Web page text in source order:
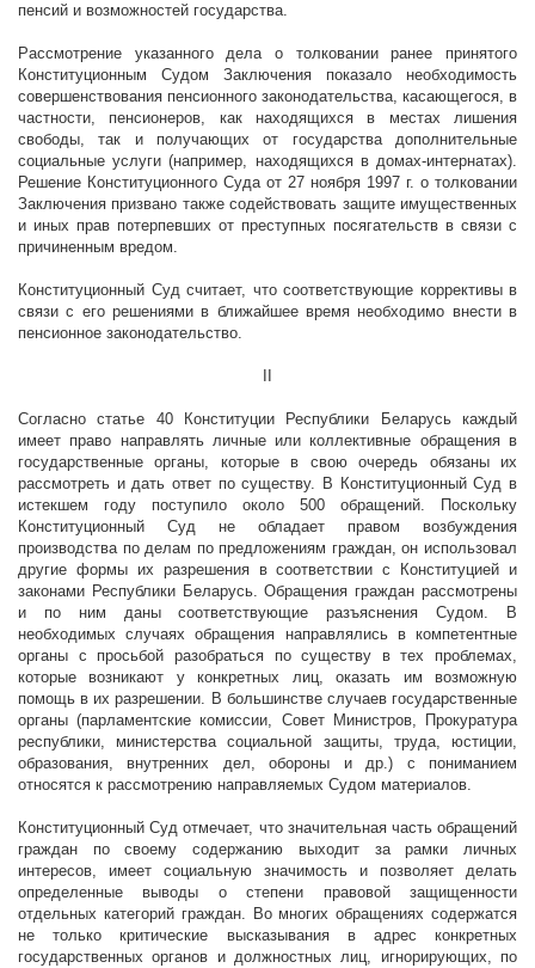
пенсий и возможностей государства.
Рассмотрение указанного дела о толковании ранее принятого
Конституционным Судом Заключения показало необходимость
совершенствования пенсионного законодательства, касающегося, в
частности, пенсионеров, как находящихся в местах лишения
свободы, так и получающих от государства дополнительные
социальные услуги (например, находящихся в домах-интернатах).
Решение Конституционного Суда от 27 ноября 1997 г. о толковании
Заключения призвано также содействовать защите имущественных
и иных прав потерпевших от преступных посягательств в связи с
причиненным вредом.
Конституционный Суд считает, что соответствующие коррективы в
связи с его решениями в ближайшее время необходимо внести в
пенсионное законодательство.
Согласно статье 40 Конституции Республики Беларусь каждый
имеет право направлять личные или коллективные обращения в
государственные органы, которые в свою очередь обязаны их
рассмотреть и дать ответ по существу. В Конституционный Суд в
истекшем году поступило около 500 обращений. Поскольку
Конституционный Суд не обладает правом возбуждения
производства по делам по предложениям граждан, он использовал
другие формы их разрешения в соответствии с Конституцией и
законами Республики Беларусь. Обращения граждан рассмотрены
и по ним даны соответствующие разъяснения Судом. В
необходимых случаях обращения направлялись в компетентные
органы с просьбой разобраться по существу в тех проблемах,
которые возникают у конкретных лиц, оказать им возможную
помощь в их разрешении. В большинстве случаев государственные
органы (парламентские комиссии, Совет Министров, Прокуратура
республики, министерства социальной защиты, труда, юстиции,
образования, внутренних дел, обороны и др.) с пониманием
относятся к рассмотрению направляемых Судом материалов.
Конституционный Суд отмечает, что значительная часть обращений
граждан по своему содержанию выходит за рамки личных
интересов, имеет социальную значимость и позволяет делать
определенные выводы о степени правовой защищенности
отдельных категорий граждан. Во многих обращениях содержатся
не только критические высказывания в адрес конкретных
государственных органов и должностных лиц, игнорирующих, по